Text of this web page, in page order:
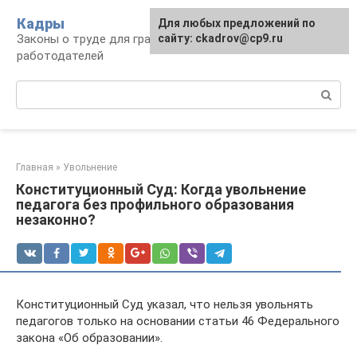
контенту
Кадры
Законы о труде для граждан и
работодателей
Главная » Увольнение
Конституционный Суд: Когда увольнение
педагога без профильного образования
незаконно?
Конституционный Суд указал, что нельзя увольнять
педагогов только на основании статьи 46 Федерального
закона «Об образовании».
Для любых предложений по
сайту: ckadrov@cp9.ru